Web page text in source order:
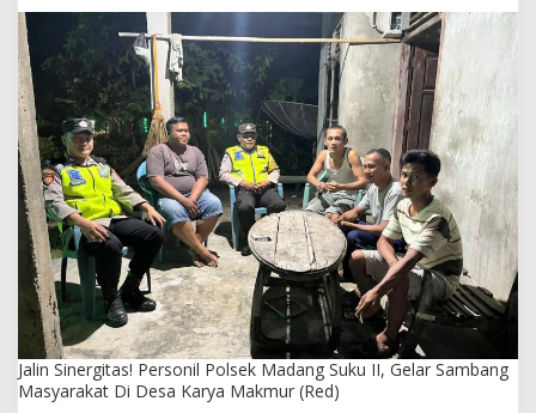
r
g
i
t
a
s
!
P
e
r
s
o
n
i
l
P
o
l
s
Jalin Sinergitas! Personil Polsek Madang Suku II, Gelar Sambang
Masyarakat Di Desa Karya Makmur (Red)